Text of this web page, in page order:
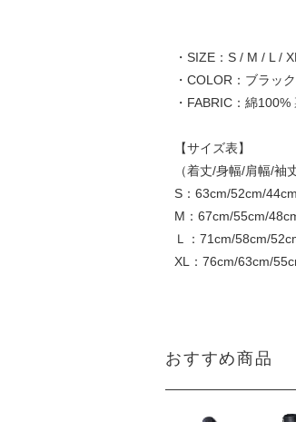
・SIZE：S / M / L / XL
・COLOR：ブラッ
・FABRIC：綿100%
【サイズ表】
（着丈/身幅/肩幅/袖丈
S：63cm/52cm/
M：67cm/55cm/
Ｌ：71cm/58cm/
XL：76cm/63cm/
おすすめ商品